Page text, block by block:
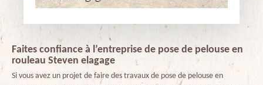
Faites confiance à l’entreprise de pose de pelouse en
rouleau Steven elagage
Si vous avez un projet de faire des travaux de pose de pelouse en